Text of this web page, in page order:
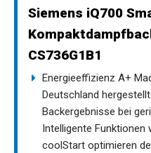
Siemens iQ700
CS736G1B1
Energieeffizienz A+
Deutschland
Backergebnisse bei
Intelligente Funktionen
coolStart optimieren